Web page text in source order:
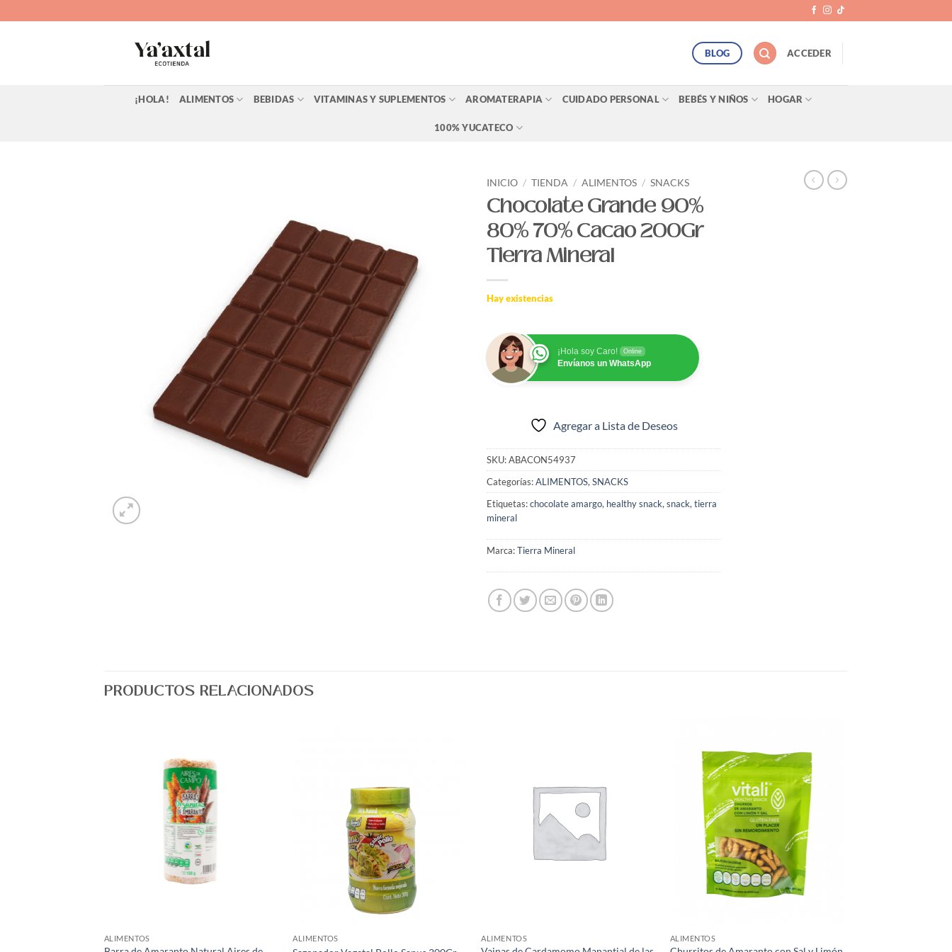
al
BLOG ACCEDER
¡HOLA! ALIMENTOS BEBIDAS VITAMINAS Y SUPLEMENTOS AROMATERAPIA CUIDADO PERSONAL BEBÉS Y NIÑOS HOGAR
100% YUCATECO
INICIO / TIENDA / ALIMENTOS / SNACKS
Chocolate Grande 90%
80% 70% Cacao 200Gr
Tierra Mineral
Hay existencias
¡Hola soy Caro! Online
Envíanos un WhatsApp
Agregar a Lista de Deseos
SKU:ABACON54937
Categorías:ALIMENTOS,SNACKS
Etiquetas:chocolate amargo, healthy snack,snack,tierra
mineral
Marca:Tierra Mineral
PRODUCTOS RELACIONADOS
ALIMENTOS ALIMENTOS ALIMENTOS
Agregar
a Lista
Deseos
ALIMENTOS